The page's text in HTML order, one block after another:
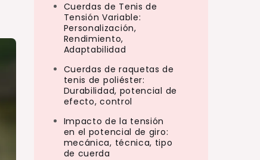
Cuerdas de Tenis de
Tensión Variable:
Personalización,
Rendimiento,
Adaptabilidad
Cuerdas de raquetas de
tenis de poliéster:
Durabilidad, potencial de
efecto, control
Impacto de la tensión
en el potencial de giro:
mecánica, técnica, tipo
de cuerda